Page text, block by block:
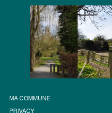
MA COMMUNE
PRIVACY